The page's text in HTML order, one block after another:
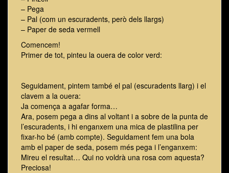
– Pega
– Pal (com un escuradents, però dels llargs)
– Paper de seda vermell
Comencem!
Primer de tot, pinteu la ouera de color verd:
Seguidament, pintem també el pal (escuradents llarg) i el
clavem a la ouera:
Ja comença a agafar forma…
Ara, posem pega a dins al voltant i a sobre de la punta de
l’escuradents, i hi enganxem una mica de plastilina per
fixar-ho bé (amb compte). Seguidament fem una bola
amb el paper de seda, posem més pega i l’enganxem:
Mireu el resultat… Qui no voldrà una rosa com aquesta?
Preciosa!